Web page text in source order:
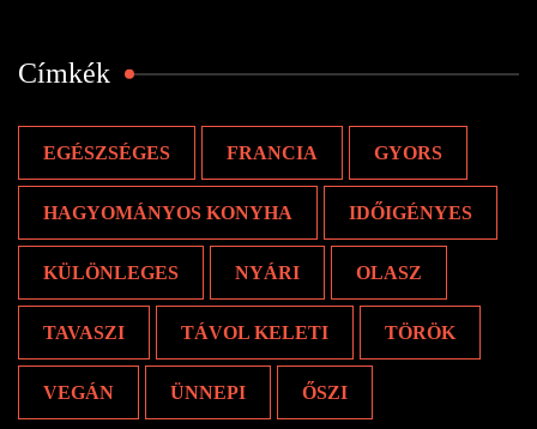
Címkék
EGÉSZSÉGES FRANCIA GYORS
HAGYOMÁNYOS KONYHA IDŐIGÉNYES
KÜLÖNLEGES NYÁRI OLASZ
TAVASZI TÁVOL KELETI TÖRÖK
VEGÁN ÜNNEPI ŐSZI